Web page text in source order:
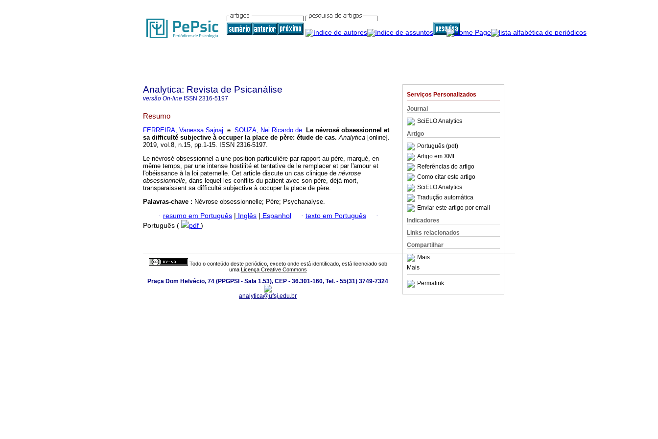
Serviços Personalizados
Journal
SciELO Analytics
Artigo
Português (pdf)
Artigo em XML
Referências do artigo
Como citar este artigo
SciELO Analytics
Tradução automática
Enviar este artigo por email
Indicadores
Links relacionados
Compartilhar
Mais
Mais
Permalink
Analytica: Revista de Psicanálise
versão On-line ISSN 2316-5197
Resumo
FERREIRA, Vanessa Sajnaj e SOUZA, Nei Ricardo de. Le névrosé obsessionnel et
sa difficulté subjective à occuper la place de père: étude de cas. Analytica [online].
2019, vol.8, n.15, pp.1-15. ISSN 2316-5197.
Le névrosé obsessionnel a une position particulière par rapport au père, marqué, en
même temps, par une intense hostilité et tentative de le remplacer et par l'amour et
l'obéissance à la loi paternelle. Cet article discute un cas clinique de névrose
obsessionnelle, dans lequel les conflits du patient avec son père, déjà mort,
transparaissent sa difficulté subjective à occuper la place de père.
Palavras-chave : Névrose obsessionnelle; Père; Psychanalyse.
· resumo em Português | Inglês | Espanhol · texto em Português
·
Português (
pdf )
Todo o conteúdo deste periódico, exceto onde está identificado, está licenciado sob
uma Licença Creative Commons
Praça Dom Helvécio, 74 (PPGPSI - Sala 1.53), CEP - 36.301-160, Tel. - 55(31) 3749-7324
analytica@ufsj.edu.br